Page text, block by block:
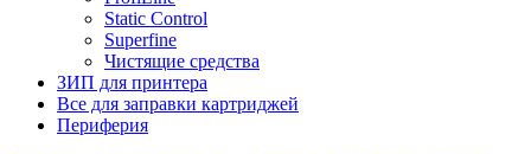
Static Control
Superfine
Чистящие средства
ЗИП для принтера
Все для заправки картриджей
Периферия